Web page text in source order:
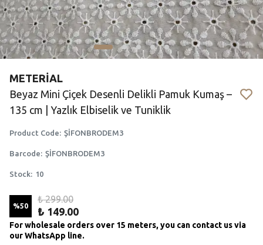
METERİAL
Beyaz Mini Çiçek Desenli Delikli Pamuk Kumaş –
135 cm | Yazlık Elbiselik ve Tuniklik
Product Code: ŞİFONBRODEM3
Barcode: ŞİFONBRODEM3
Stock: 10
%50
₺ 299.00
₺ 149.00
For wholesale orders over 15 meters, you can contact us via
our WhatsApp line.